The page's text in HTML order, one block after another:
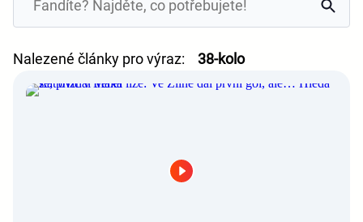
Nalezené články pro výraz: 38-kolo